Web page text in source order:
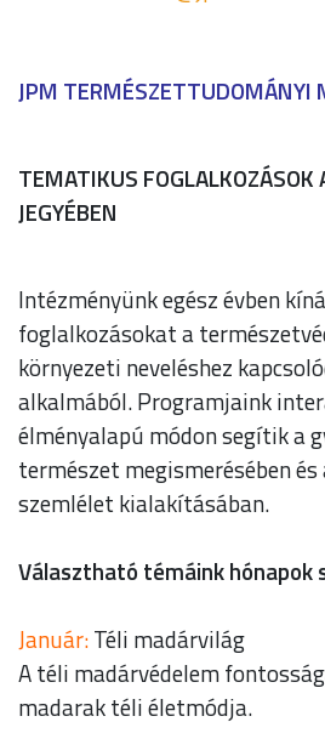
JPM TERMÉSZETTUDOMÁNYI
TEMATIKUS FOGLALKOZÁSOK
JEGYÉBEN
Intézményünk egész évben
foglalkozásokat a
környezeti neveléshez
alkalmából. Programjaink
élményalapú módon segítik a
természet megismerésében
szemlélet kialakításában.
Választható témáink hónapok
Január:Téli madárvilág
A téli madárvédelem
madarak téli életmódja.